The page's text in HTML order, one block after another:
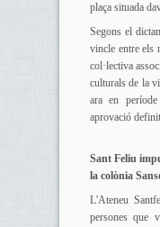
plaça situada
Segons el
vincle entre els
col·lectiva
culturals de la
ara en
aprovació
Sant Feliu
la colònia
L'Ateneu
persones que